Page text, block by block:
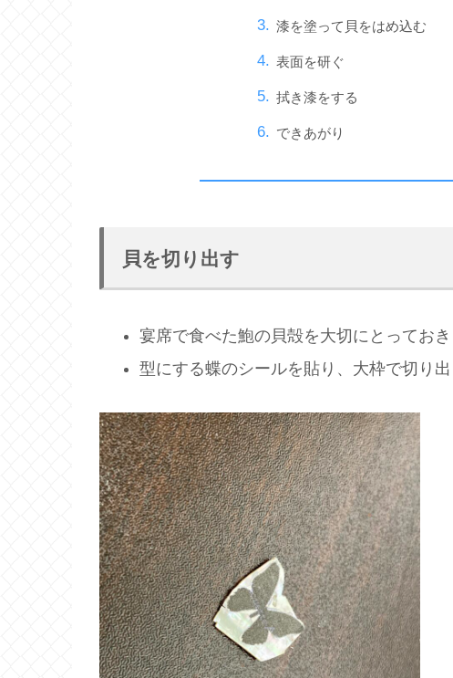
漆を塗って貝をはめ込む
表面を研ぐ
拭き漆をする
できあがり
貝を切り出す
宴席で食べた鮑の貝殻を大切にとってお
型にする蝶のシールを貼り、大枠で切り出